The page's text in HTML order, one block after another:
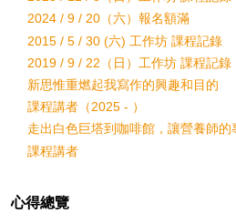
2024 / 9 / 20（六）報名額滿
2015 / 5 / 30 (六) 工作坊 課程記錄
2019 / 9 / 22（日）工作坊 課程記錄
新思惟重燃起我寫作的興趣和目的
課程講者（2025 - ）
走出白色巨塔到咖啡館，讓營養師的
課程講者
心得總覽